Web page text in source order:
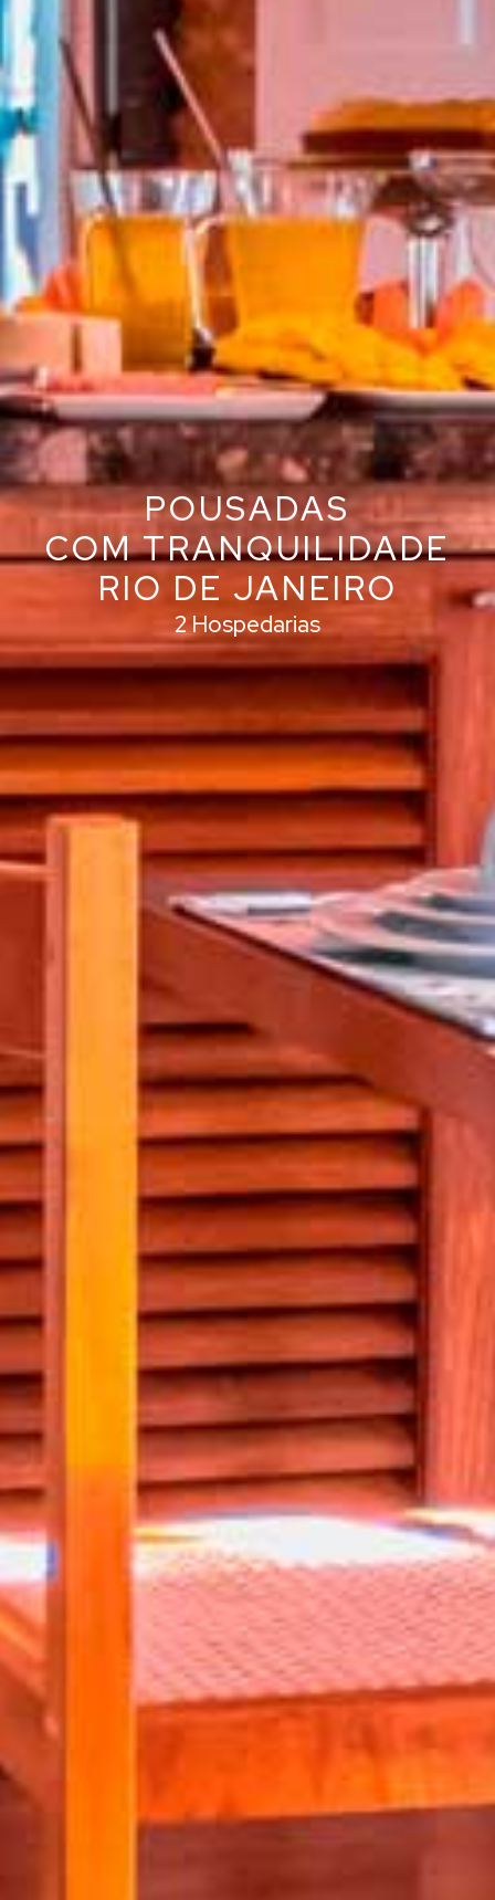
POUSADAS
COM TRANQUILIDADE
RIO DE JANEIRO
2 Hospedarias